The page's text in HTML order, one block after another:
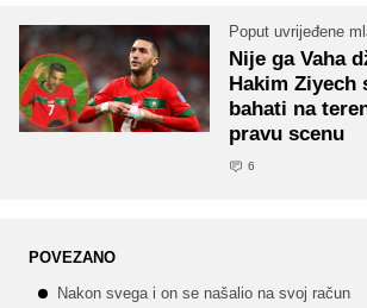
Poput uvrijeđene
Nije ga Vaha
Hakim Ziyech
bahati na
pravu scenu
6
POVEZANO
Nakon svega i on se našalio na svoj račun